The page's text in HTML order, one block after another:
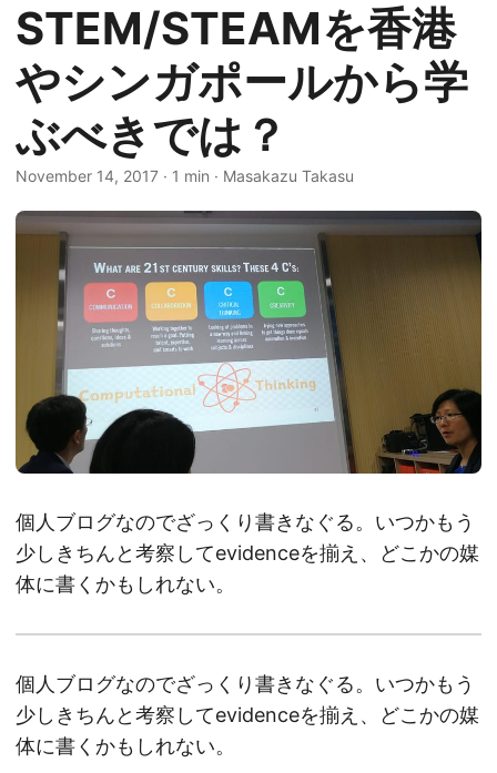
STEM/STEAMを香港
やシンガポールから学
ぶべきでは？
November 14, 2017 · 1 min · Masakazu Takasu
個人ブログなのでざっくり書きなぐる。いつかもう
少しきちんと考察してevidenceを揃え、どこかの媒
体に書くかもしれない。
個人ブログなのでざっくり書きなぐる。いつかもう
少しきちんと考察してevidenceを揃え、どこかの媒
体に書くかもしれない。